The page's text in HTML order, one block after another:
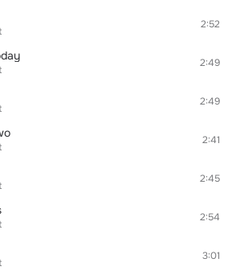
2:52
2:49
2:49
2:41
2:45
2:54
3:01